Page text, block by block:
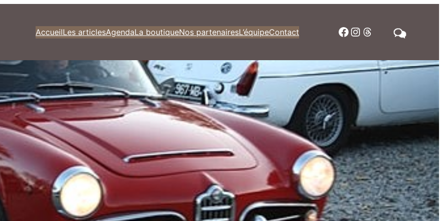
AccueilLes articlesAgendaLa boutiqueNos partenairesL’équipeContact Facebook Instagram Threads